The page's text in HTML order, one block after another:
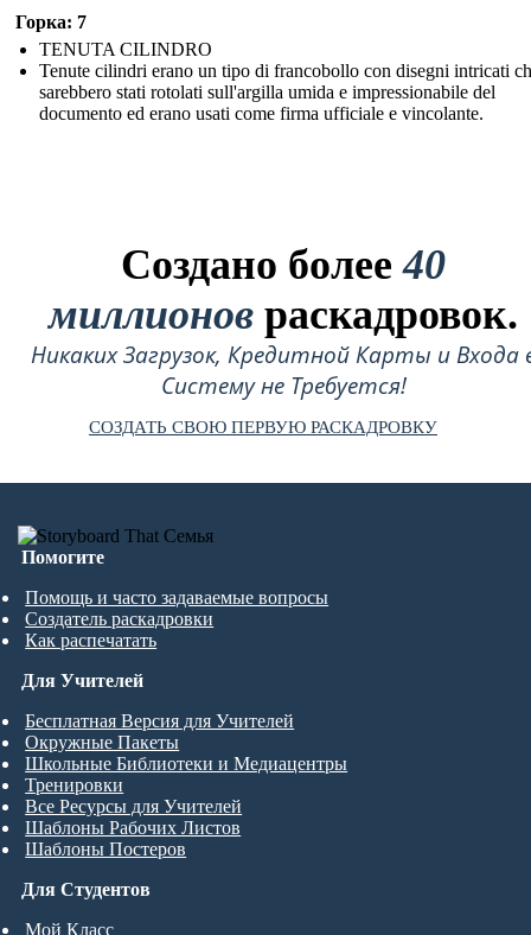
Горка: 7
TENUTA CILINDRO
Tenute cilindri erano un tipo di francobollo con disegni intricati
sarebbero stati rotolati sull'argilla umida e impressionabile del
documento ed erano usati come firma ufficiale e vincolante.
Создано более40
миллионов раскадровок.
Никаких Загрузок, Кредитной Карты и Входа
Систему не Требуется!
СОЗДАТЬ СВОЮ ПЕРВУЮ РАСКАДРОВКУ
Помогите
Помощь и часто задаваемые вопросы
Создатель раскадровки
Как распечатать
Для Студентов
Мой Класс
Для Учителей
Бесплатная Версия для Учителей
Окружные Пакеты
Школьные Библиотеки и Медиацентры
Тренировки
Все Ресурсы для Учителей
Шаблоны Рабочих Листов
Шаблоны Постеров